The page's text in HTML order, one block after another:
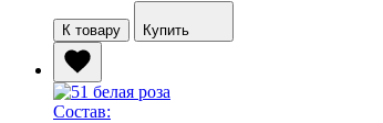
К товару Купить
Состав: